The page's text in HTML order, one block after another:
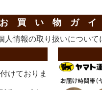
お 買 い 物 ガ イ
人情報の取り扱いについて
けておりま